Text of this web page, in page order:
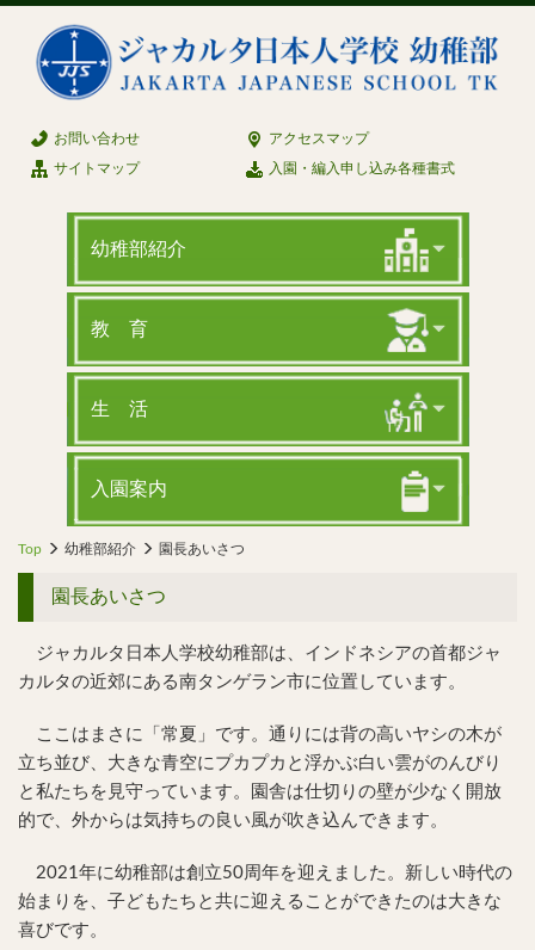
お問い合わせ アクセスマップ
サイトマップ 入園・編入申し込み各種書式
幼稚部紹介
教 育
生 活
入園案内
Top 幼稚部紹介 園長あいさつ
園長あいさつ
ジャカルタ日本人学校幼稚部は、インドネシアの首都ジャ
カルタの近郊にある南タンゲラン市に位置しています。
ここはまさに「常夏」です。通りには背の高いヤシの木が
立ち並び、大きな青空にプカプカと浮かぶ白い雲がのんびり
と私たちを見守っています。園舎は仕切りの壁が少なく開放
的で、外からは気持ちの良い風が吹き込んできます。
2021年に幼稚部は創立50周年を迎えました。新しい時代の
始まりを、子どもたちと共に迎えることができたのは大きな
喜びです。